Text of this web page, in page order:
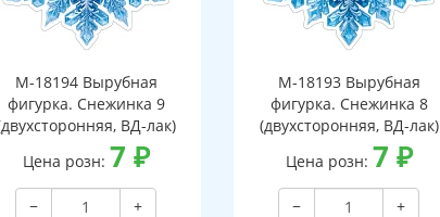
М-18194 Вырубная
фигурка. Снежинка 9
ВД-лак)
Цена розн: 7 ₽
−
+
М-18193 Вырубная
фигурка. Снежинка 8
(двухсторонняя, ВД-лак)
Цена розн: 7 ₽
−
+